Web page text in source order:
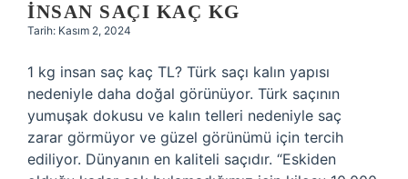
İNSAN SAÇI KAÇ KG
Tarih: Kasım 2, 2024
1 kg insan saç kaç TL? Türk saçı kalın yapısı
nedeniyle daha doğal görünüyor. Türk saçının
yumuşak dokusu ve kalın telleri nedeniyle saç
zarar görmüyor ve güzel görünümü için tercih
ediliyor. Dünyanın en kaliteli saçıdır. “Eskiden